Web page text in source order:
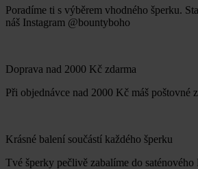
Poradíme ti s výběrem vhodného šperku.
náš Instagram @bountyboho
Doprava nad 2000 Kč zdarma
Při objednávce nad 2000 Kč máš poštovné
Krásné balení součástí každého šperku
Tvé šperky pečlivě zabalíme do